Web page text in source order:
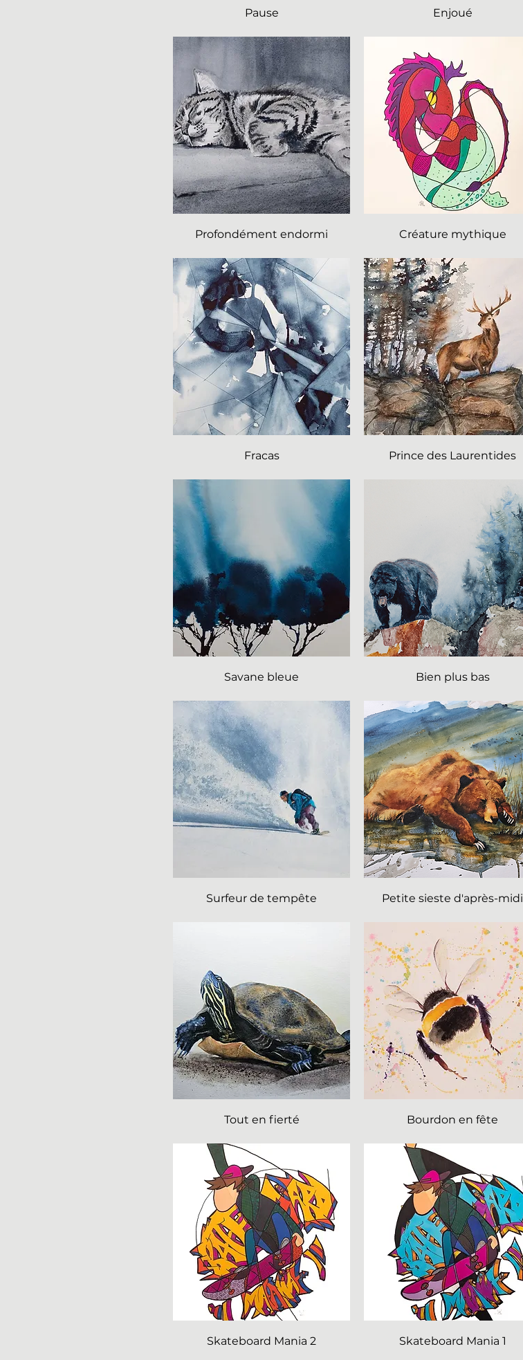
Pause Enjoué
Profondément endormi Créature mythique
Fracas Prince des Laurentides
Savane bleue Bien plus bas
Surfeur de tempête Petite sieste d'après-midi
Tout en fierté Bourdon en fête
Skateboard Mania 2 Skateboard Mania 1